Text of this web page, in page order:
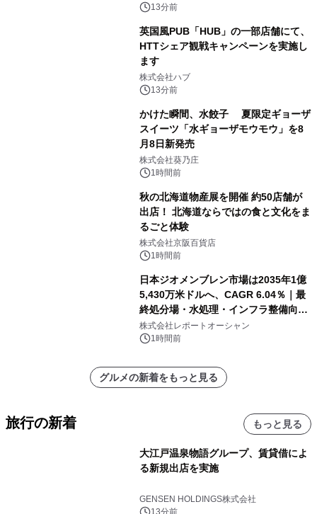
13分前
英国風PUB「HUB」の一部店舗にて、
HTTシェア観戦キャンペーンを実施し
ます
株式会社ハブ
13分前
かけた瞬間、水餃子 夏限定ギョーザ
スイーツ「水ギョーザモウモウ」を8
月8日新発売
株式会社葵乃庄
1時間前
秋の北海道物産展を開催 約50店舗が
出店！ 北海道ならではの食と文化をま
るごと体験
株式会社京阪百貨店
1時間前
日本ジオメンブレン市場は2035年1億
5,430万米ドルへ、CAGR 6.04％｜最
終処分場・水処理・インフラ整備向け
需要拡大
株式会社レポートオーシャン
1時間前
グルメの新着をもっと見る
旅行の新着 もっと見る
大江戸温泉物語グループ、賃貸借によ
る新規出店を実施
GENSEN HOLDINGS株式会社
13分前